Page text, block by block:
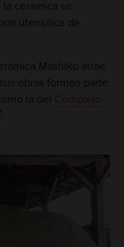
cerámica se
utensilios de
Mashiko atrae
obras forman parte
la del Complejo